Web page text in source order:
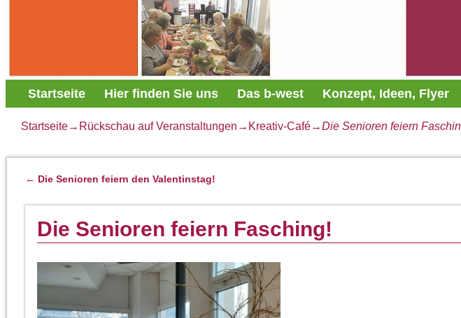
Startseite Hier finden Sie uns Das b-west Konzept, Ideen, Flyer
Startseite→ Rückschau auf Veranstaltungen → Kreativ-Café→Die Senioren feiern
← Die Senioren feiern den Valentinstag!
Die Senioren feiern Fasching!